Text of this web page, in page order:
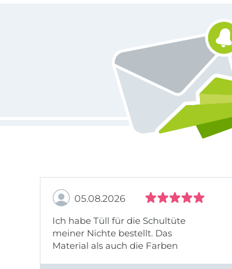
05.08.2026
Ich habe Tüll für die Schultüte
meiner Nichte bestellt. Das
Material als auch die Farben